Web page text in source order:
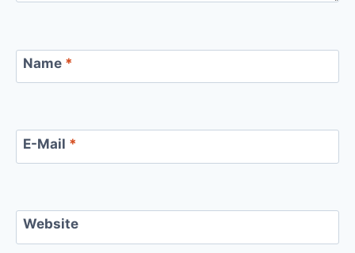
Name *
E-Mail *
Website